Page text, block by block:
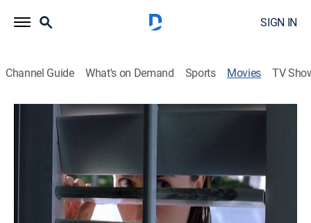
SIGN IN
Channel Guide What's on Demand Sports Movies TV
Mi casa es tu casa
Comedy
Luis es un escritor que quiere terminar su última
novela en un pueblo de la Costa Brava. Cuando le pide
las llaves de la casa a su exmujer, descubre que la ha
vendido, pero Luis se instala en la casa.